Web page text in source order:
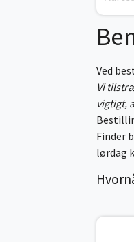
Ved
Vi
vigtigt,
Finder
lørdag